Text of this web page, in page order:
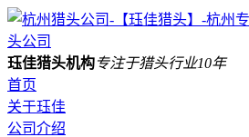
珏佳猎头机构专注于猎头行业10年
首页
关于珏佳
公司介绍